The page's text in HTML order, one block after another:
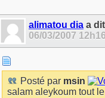
alimatou dia a
06/03/2007 12h16
Posté par msin
salam aleykoum tout